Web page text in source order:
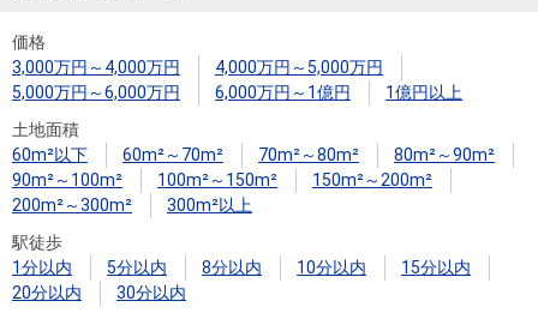
税金の本
（電子ブ
ック）
価格
3,000万円～4,000万円
4,000万円～5,000万円
5,000万円～6,000万円
6,000万円～1億円
1億円以上
土地面積
60m²以下
60m²～70m² 70m²～80m²
80m²～90m²
90m²～100m²
100m²～150m²
150m²～200m²
200m²～300m²
300m²以上
駅徒歩
1分以内
5分以内 8分以内 10分以内
15分以内
20分以内
30分以内